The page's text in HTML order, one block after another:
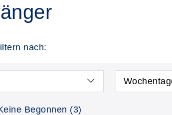
nach:
Begonnen (3)